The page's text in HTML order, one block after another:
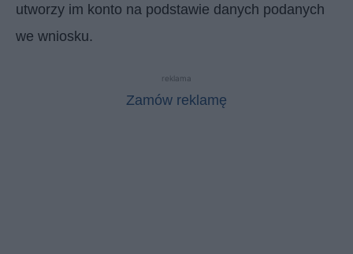
utworzy im konto na podstawie danych podanych
we wniosku.
reklama
Zamów reklamę